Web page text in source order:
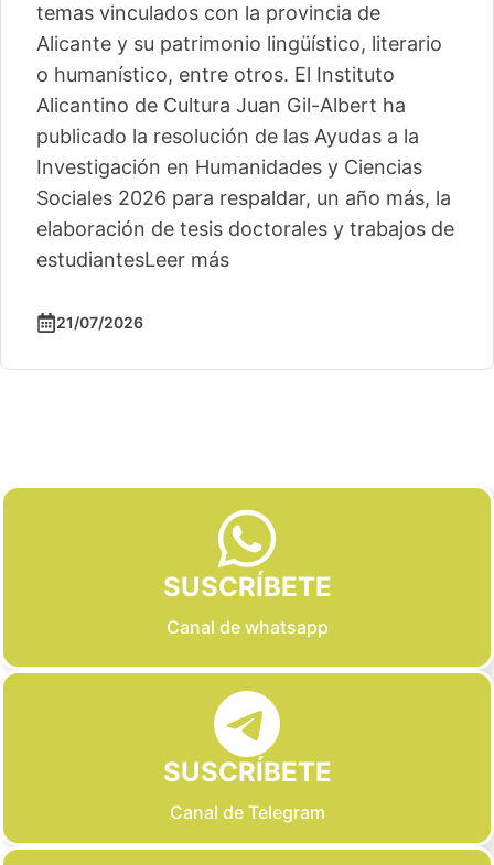
temas vinculados con la provincia de
Alicante y su patrimonio lingüístico, literario
o humanístico, entre otros. El Instituto
Alicantino de Cultura Juan Gil-Albert ha
publicado la resolución de las Ayudas a la
Investigación en Humanidades y Ciencias
Sociales 2026 para respaldar, un año más, la
elaboración de tesis doctorales y trabajos de
estudiantesLeer más
21/07/2026
SUSCRÍBETE
Canal de whatsapp
SUSCRÍBETE
Canal de Telegram